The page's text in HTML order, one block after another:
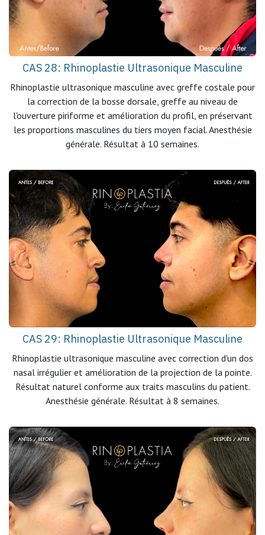
CAS 28: Rhinoplastie Ultrasonique Masculine
Rhinoplastie ultrasonique masculine avec greffe costale pour
la correction de la bosse dorsale, greffe au niveau de
l'ouverture piriforme et amélioration du profil, en préservant
les proportions masculines du tiers moyen facial. Anesthésie
générale. Résultat à 10 semaines.
CAS 29: Rhinoplastie Ultrasonique Masculine
Rhinoplastie ultrasonique masculine avec correction d'un dos
nasal irrégulier et amélioration de la projection de la pointe.
Résultat naturel conforme aux traits masculins du patient.
Anesthésie générale. Résultat à 8 semaines.